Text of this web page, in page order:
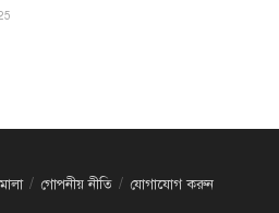
গোপনীয় নীতি যোগাযোগ করুন